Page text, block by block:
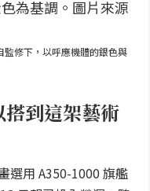
監修下，以呼應機體的銀色與
到這架藝術
選用 A350-1000 旗艦